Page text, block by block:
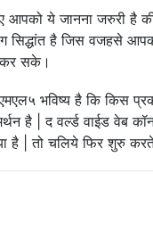
ये जानना जरुरी है
है जिस वजहसे
कर सके।
भविष्य है कि किस
है | द वर्ल्ड वाईड वेब
है | तो चलिये फिर शुरु